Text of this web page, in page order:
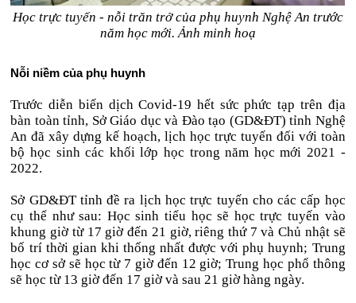
Học trực tuyến - nỗi trăn trở của phụ huynh Nghệ An trước
năm học mới. Ảnh minh hoạ
Nỗi niềm của phụ huynh
Trước diễn biến dịch Covid-19 hết sức phức tạp trên địa
bàn toàn tỉnh, Sở Giáo dục và Đào tạo (GD&ĐT) tỉnh Nghệ
An đã xây dựng kế hoạch, lịch học trực tuyến đối với toàn
bộ học sinh các khối lớp học trong năm học mới 2021 -
2022.
Sở GD&ĐT tỉnh đề ra lịch học trực tuyến cho các cấp học
cụ thể như sau: Học sinh tiểu học sẽ học trực tuyến vào
khung giờ từ 17 giờ đến 21 giờ, riêng thứ 7 và Chủ nhật sẽ
bố trí thời gian khi thống nhất được với phụ huynh; Trung
học cơ sở sẽ học từ 7 giờ đến 12 giờ; Trung học phổ thông
sẽ học từ 13 giờ đến 17 giờ và sau 21 giờ hàng ngày.